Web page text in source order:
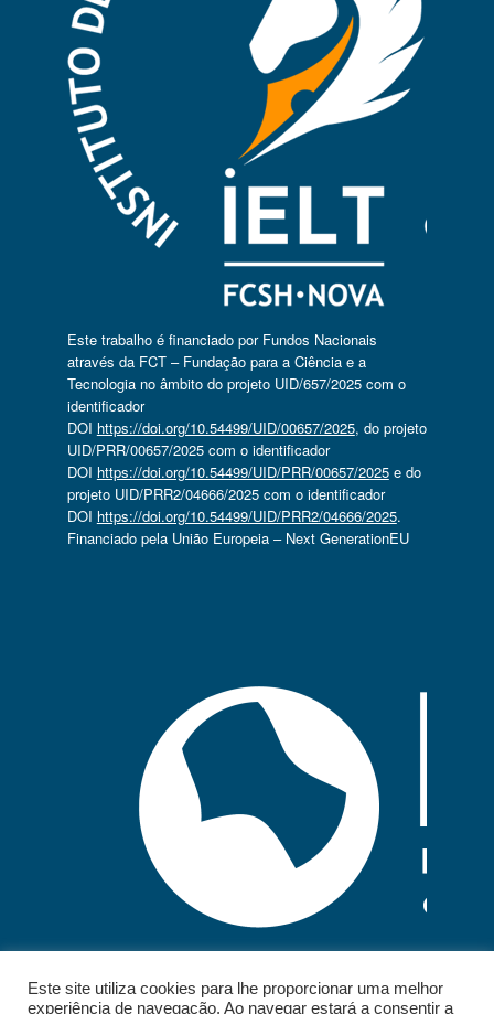
Este trabalho é financiado por Fundos Nacionais
através da FCT – Fundação para a Ciência e a
Tecnologia no âmbito do projeto UID/657/2025 com o
identificador
DOI https://doi.org/10.54499/UID/00657/2025, do projeto
UID/PRR/00657/2025 com o identificador
DOI https://doi.org/10.54499/UID/PRR/00657/2025e do
projeto UID/PRR2/04666/2025 com o identificador
DOI https://doi.org/10.54499/UID/PRR2/04666/2025.
Financiado pela União Europeia – Next GenerationEU
Este site utiliza cookies para lhe proporcionar uma melhor
experiência de navegação. Ao navegar estará a consentir a